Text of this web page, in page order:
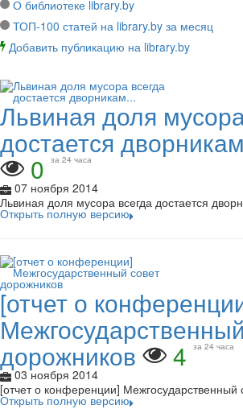
О библиотеке library.by
ТОП-100 статей на library.by за месяц
Добавить публикацию на library.by
Львиная доля
достается
0 за 24 часа
07 ноября 2014
Львиная доля мусора всегда достается
Открыть полную версию
[отчет о
дорожников 4 за 24 часа
03 ноября 2014
[отчет о конференции] Межгосударственный
Открыть полную версию